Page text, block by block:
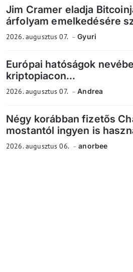
Jim Cramer eladja
árfolyam emelkedésére
2026. augusztus 07. Gyuri
Európai hatóságok
kriptopiacon...
2026. augusztus 07. Andrea
Négy korábban fizetős
mostantól ingyen is
2026. augusztus 06. anorbee